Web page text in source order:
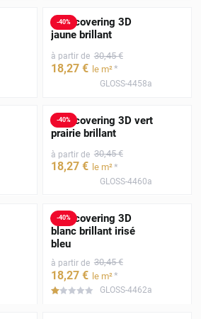
-40%
Film covering 3D
jaune brillant
à partir de 30,45 €
18,27 € le m²*
GLOSS-4458a
-40%
Film covering 3D vert
prairie brillant
à partir de 30,45 €
18,27 € le m²*
GLOSS-4460a
-40%
Film covering 3D
blanc brillant irisé
bleu
à partir de 30,45 €
18,27 € le m²*
***** GLOSS-4462a